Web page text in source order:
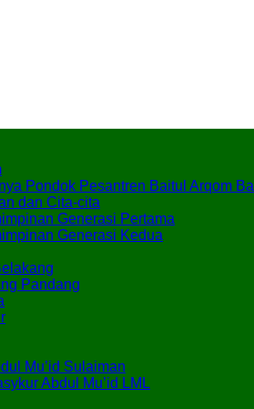
Pondok Pesantren Baitul Arqom
dan Cita-cita
Generasi Pertama
Generasi Kedua
Pandang
Mu’id Sulaiman
Abdul Mu’id LML